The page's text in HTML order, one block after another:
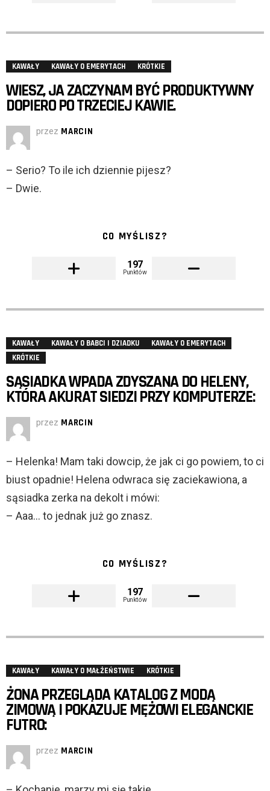
KAWAŁY KAWAŁY O EMERYTACH KRÓTKIE
WIESZ, JA ZACZYNAM BYĆ PRODUKTYWNY
DOPIERO PO TRZECIEJ KAWIE.
przez MARCIN
– Serio? To ile ich dziennie pijesz?
– Dwie.
CO MYŚLISZ?
197
Punktów
KAWAŁY KAWAŁY O BABCI I DZIADKU
KAWAŁY O EMERYTACH
KRÓTKIE
SĄSIADKA WPADA ZDYSZANA DO HELENY,
KTÓRA AKURAT SIEDZI PRZY KOMPUTERZE:
przez MARCIN
– Helenka! Mam taki dowcip, że jak ci go powiem, to ci
biust opadnie! Helena odwraca się zaciekawiona, a
sąsiadka zerka na dekolt i mówi:
– Aaa… to jednak już go znasz.
CO MYŚLISZ?
197
Punktów
KAWAŁY KAWAŁY O MAŁŻEŃSTWIE KRÓTKIE
ŻONA PRZEGLĄDA KATALOG Z MODĄ
ZIMOWĄ I POKAZUJE MĘŻOWI ELEGANCKIE
FUTRO:
przez MARCIN